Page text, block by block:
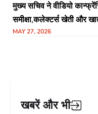
मुख्य सचिव ने वीडियो
समीक्षा,कलेक्टर्स खेती और
दें – मुख्य सचिव
MAY 27, 2026
खबरें और भी